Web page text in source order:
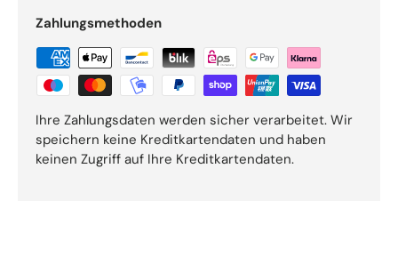
Zahlungsmethoden
Ihre Zahlungsdaten werden sicher verarbeitet. Wir
speichern keine Kreditkartendaten und haben
keinen Zugriff auf Ihre Kreditkartendaten.